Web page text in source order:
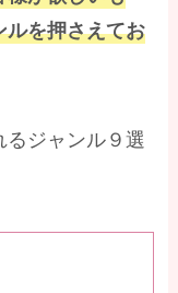
ルを押さえてお
るジャンル９選